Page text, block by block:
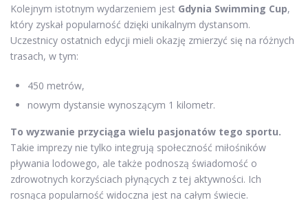
Kolejnym istotnym wydarzeniem jest Gdynia Swimming Cup,
który zyskał popularność dzięki unikalnym dystansom.
Uczestnicy ostatnich edycji mieli okazję zmierzyć się na różnych
trasach, w tym:
450 metrów,
nowym dystansie wynoszącym 1 kilometr.
To wyzwanie przyciąga wielu pasjonatów tego sportu.
Takie imprezy nie tylko integrują społeczność miłośników
pływania lodowego, ale także podnoszą świadomość o
zdrowotnych korzyściach płynących z tej aktywności. Ich
rosnąca popularność widoczna jest na całym świecie.